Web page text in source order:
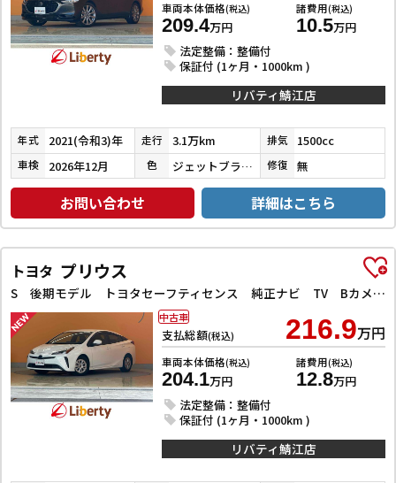
車両本体価格(税込)
209.4万円
諸費用(税込)
10.5万円
法定整備：整備付
保証付 (1ヶ月・1000km )
リバティ鯖江店
年式 2021(令和3)年 走行 3.1万km 排気 1500cc
車検 2026年12月 色 ジェットブラックマイカ 修復 無
お問い合わせ 詳細はこちら
トヨタ プリウス
S 後期モデル トヨタセーフティセンス 純正ナビ TV Bカメラ ETC AC100V電源 クルーズコントロール 革巻きステアリング LEDヘッドライト フォグライト オートハイビーム スマートキー
支払総額(税込) 216.9万円
車両本体価格(税込)
204.1万円
諸費用(税込)
12.8万円
法定整備：整備付
保証付 (1ヶ月・1000km )
中古車
リバティ鯖江店